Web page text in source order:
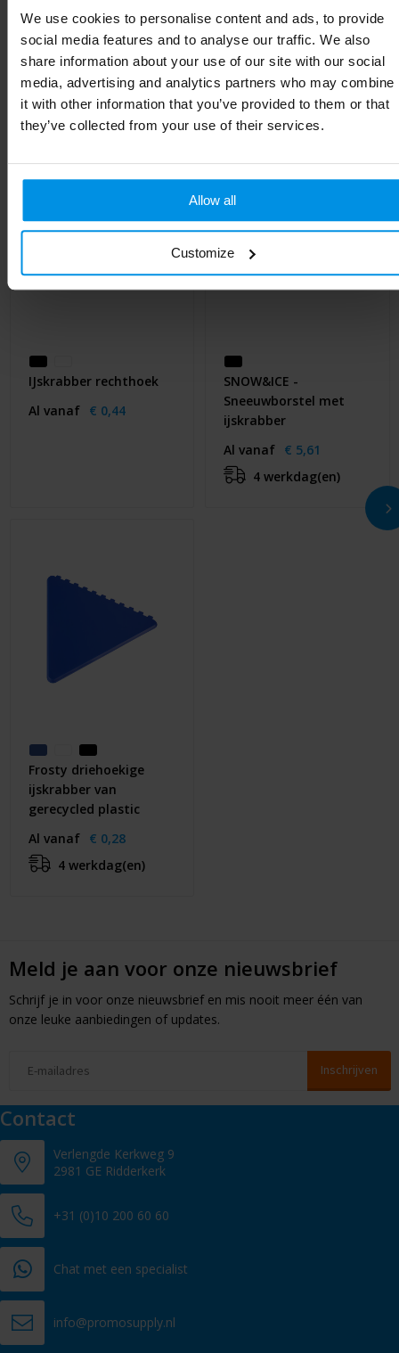
We use cookies to personalise content and ads, to provide
social media features and to analyse our traffic. We also
share information about your use of our site with our social
media, advertising and analytics partners who may combine
it with other information that you’ve provided to them or that
they’ve collected from your use of their services.
Allow all
Customize
Gerelateerde producten
IJskrabber rechthoek
Al vanaf € 0,44
SNOW&ICE -
Sneeuwborstel met
ijskrabber
Al vanaf € 5,61
4 werkdag(en)
Frosty driehoekige
ijskrabber van
gerecycled plastic
Al vanaf € 0,28
4 werkdag(en)
Meld je aan voor onze nieuwsbrief
Schrijf je in voor onze nieuwsbrief en mis nooit meer één van
onze leuke aanbiedingen of updates.
Contact
Verlengde Kerkweg 9
2981 GE Ridderkerk
+31 (0)10 200 60 60
Chat met een specialist
info@promosupply.nl